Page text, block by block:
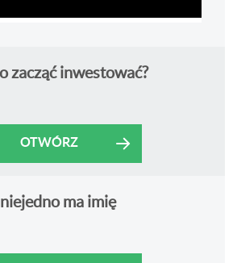
zacząć inwestować?
OTWÓRZ
ma imię